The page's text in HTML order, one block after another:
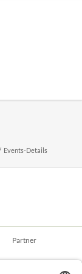
Events-Details
Partner